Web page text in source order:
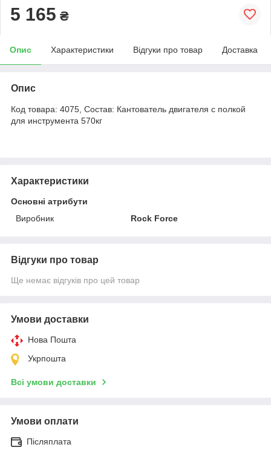
5 165 ₴
Опис Характеристики Відгуки про товар Доставка
Опис
Код товара: 4075, Состав: Кантователь двигателя с полкой
для инструмента 570кг
Характеристики
Основні атрибути
Виробник
Rock Force
Відгуки про товар
Ще немає відгуків про цей товар
Умови доставки
Нова Пошта
Укрпошта
Всі умови доставки
Умови оплати
Післяплата